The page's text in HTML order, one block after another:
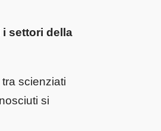
settori della
scienziati
si